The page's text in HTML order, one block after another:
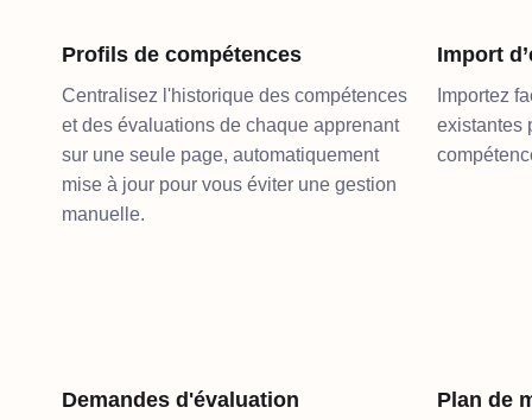
Profils de compétences
Centralisez l'historique des compétences
et des évaluations de chaque apprenant
sur une seule page, automatiquement
mise à jour pour vous éviter une gestion
manuelle.
Import
Importez
existantes
Demandes d'évaluation
Plan de